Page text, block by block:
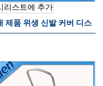
리스트에 추가
제품 위생 신발 커버 디스